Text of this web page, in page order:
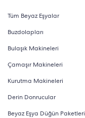
Tüm Beyaz Eşyalar
Buzdolapları
Bulaşık Makineleri
Çamaşır Makineleri
Kurutma Makineleri
Derin Donrucular
Beyaz Eşya Düğün Paketleri